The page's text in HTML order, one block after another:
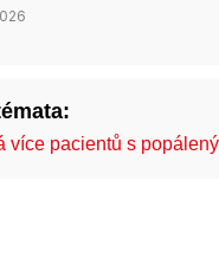
více pacientů s